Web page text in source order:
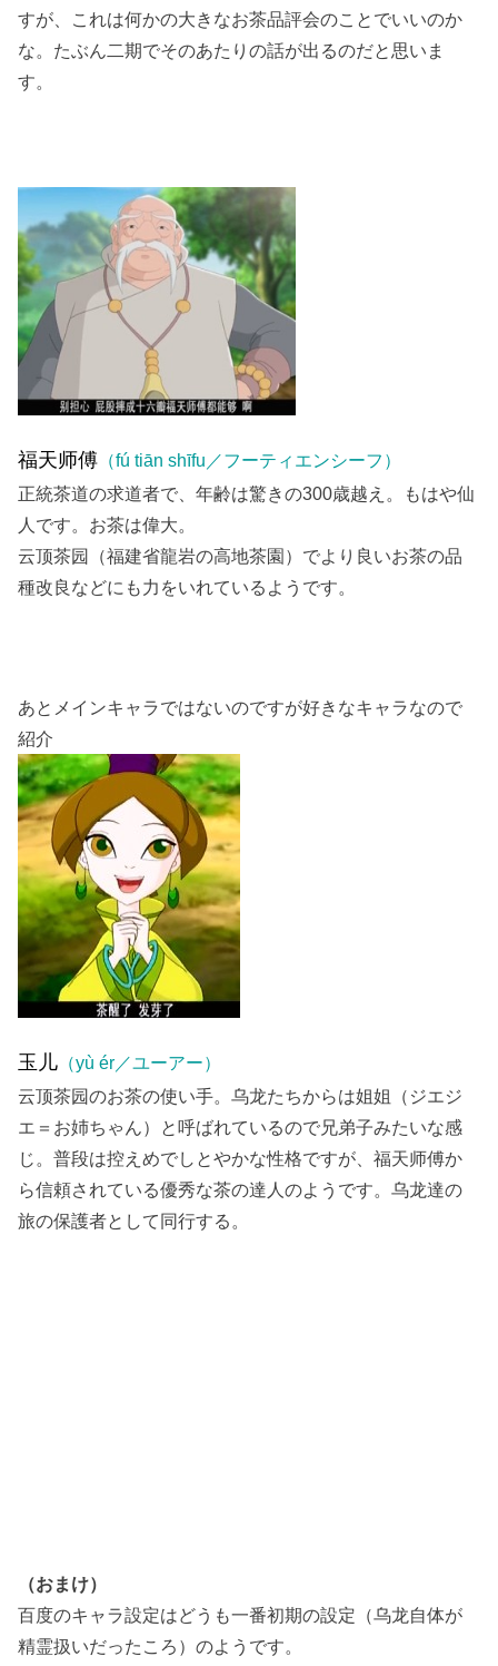
すが、これは何かの大きなお茶品評会のことでいいのか
な。たぶん二期でそのあたりの話が出るのだと思いま
す。
福天师傅 （fú tiān shīfu／フーティエンシーフ）
正統茶道の求道者で、年齢は驚きの300歳越え。もはや仙
人です。お茶は偉大。
云顶茶园（福建省龍岩の高地茶園）でより良いお茶の品
種改良などにも力をいれているようです。
あとメインキャラではないのですが好きなキャラなので
紹介
玉儿 （yù ér／ユーアー）
云顶茶园のお茶の使い手。乌龙たちからは姐姐（ジエジ
エ＝お姉ちゃん）と呼ばれているので兄弟子みたいな感
じ。普段は控えめでしとやかな性格ですが、福天师傅か
ら信頼されている優秀な茶の達人のようです。乌龙達の
旅の保護者として同行する。
（おまけ）
百度のキャラ設定はどうも一番初期の設定（乌龙自体が
精霊扱いだったころ）のようです。